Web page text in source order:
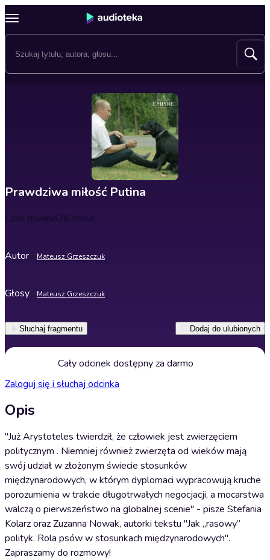
Prawdziwa miłość Putina
Czas trwania26 minut
Autor Mateusz Grzeszczuk
Głosy Mateusz Grzeszczuk
Słuchaj fragmentu Dodaj do ulubionych
Cały odcinek dostępny za darmo
Zaloguj się i słuchaj odcinka
Opis
"Już Arystoteles twierdził, że człowiek jest zwierzęciem
politycznym . Niemniej również zwierzęta od wieków mają
swój udział w złożonym świecie stosunków
międzynarodowych, w którym dyplomaci wypracowują kruche
porozumienia w trakcie długotrwałych negocjacji, a mocarstwa
walczą o pierwszeństwo na globalnej scenie" - pisze Stefania
Kolarz oraz Zuzanna Nowak, autorki tekstu "Jak „rasowy”
polityk. Rola psów w stosunkach międzynarodowych".
Zapraszamy do rozmowy!